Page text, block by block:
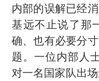
内部的误解已经
基远不止说了那
确、也有必要分
题。一位内部人
对一名国家队出